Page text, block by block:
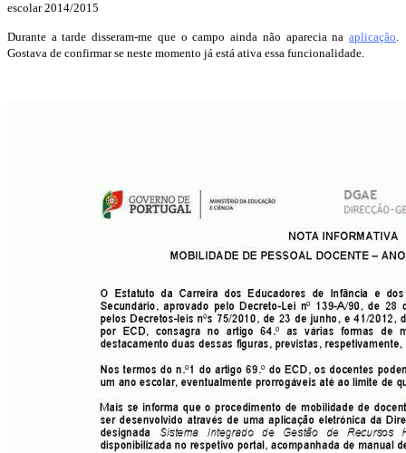
escolar 2014/2015
Durante a tarde disseram-me que o campo ainda não aparecia na aplicação
Gostava de confirmar se neste momento já está ativa essa funcionalidade.